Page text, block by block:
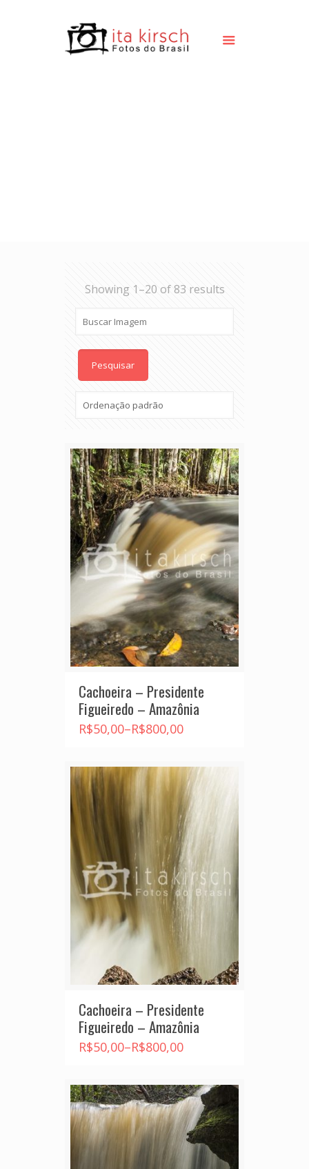
Showing 1–20 of 83 results
Cachoeira – Presidente
Figueiredo – Amazônia
R$50,00–R$800,00
Cachoeira – Presidente
Figueiredo – Amazônia
R$50,00–R$800,00